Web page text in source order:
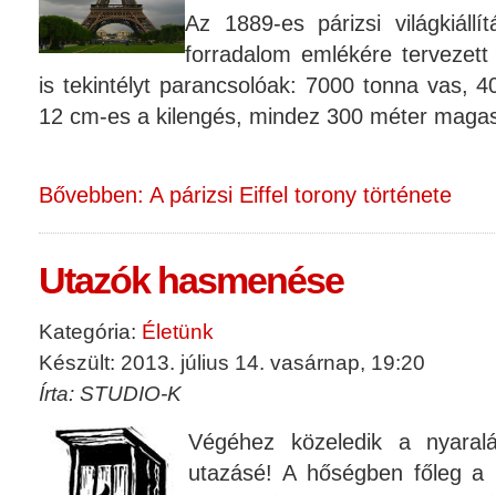
Az 1889-es párizsi
forradalom emlékére
is tekintélyt parancsolóak: 7000 tonna vas,
12 cm-es a kilengés, mindez 300 méter
Bővebben: A párizsi Eiffel torony története
Utazók hasmenése
Kategória: Életünk
Készült: 2013. július 14. vasárnap, 19:20
Írta: STUDIO-K
Végéhez közeledik a
utazásé! A hőségben főleg a